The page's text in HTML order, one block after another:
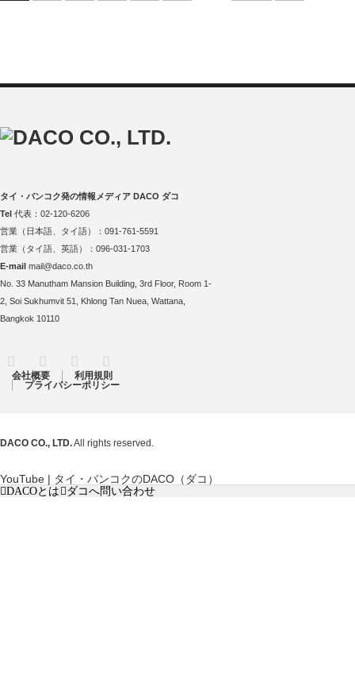
タイ・バンコク発の情報メディア DACO ダコ
Tel 代表：02-120-6206
営業（日本語、タイ語）：091-761-5591
営業（タイ語、英語）：096-031-1703
E-mail mail@daco.co.th
No. 33 Manutham Mansion Building, 3rd Floor, Room 1-
2, Soi Sukhumvit 51, Khlong Tan Nuea, Wattana,
Bangkok 10110
Twitter FacebookInstagram
会社概要
利用規則
プライバシーポリシー
DACO CO., LTD.All rights reserved.
YouTube | タイ・バンコクのDACO（ダコ）
DACOとは ダコへ問い合わせ